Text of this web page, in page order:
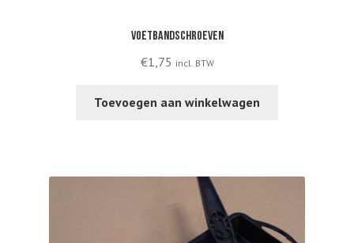
Voetbandschroeven
€1,75 incl. BTW
Toevoegen aan winkelwagen